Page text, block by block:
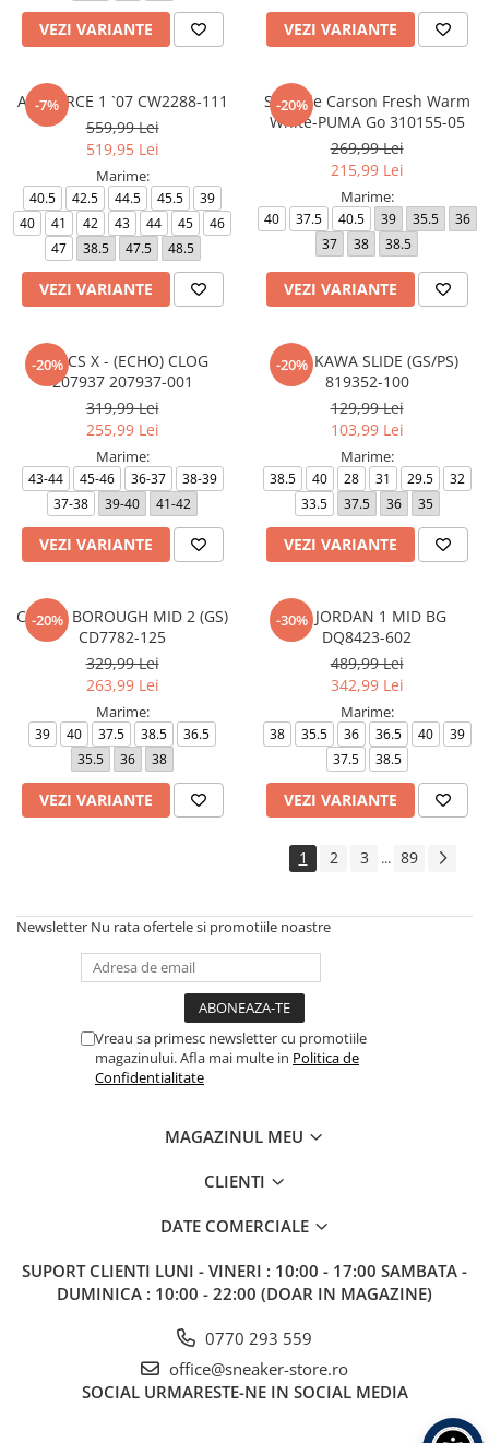
VEZI VARIANTE VEZI VARIANTE
-7%
AIR FORCE 1 `07 CW2288-111
559,99 Lei
519,95 Lei
Marime:
40.5 42.5 44.5 45.5
39
40
41 42 43 44 45
46
47
38.5 47.5 48.5
VEZI VARIANTE
-20%
Softride Carson Fresh Warm
White-PUMA Go 310155-05
269,99 Lei
215,99 Lei
Marime:
40 37.5 40.5 39 35.5
36
37
38 38.5
VEZI VARIANTE
-20%
CROCS X - (ECHO) CLOG
207937 207937-001
319,99 Lei
255,99 Lei
Marime:
43-44 45-46 36-37
38-39
37-38
39-40 41-42
VEZI VARIANTE
-20%
NIKE KAWA SLIDE (GS/PS)
819352-100
129,99 Lei
103,99 Lei
Marime:
38.5 40 28 31 29.5
32
33.5
37.5 36 35
VEZI VARIANTE
-20%
COURT BOROUGH MID 2 (GS)
CD7782-125
329,99 Lei
263,99 Lei
Marime:
39 40 37.5 38.5
36.5
35.5
36 38
VEZI VARIANTE
-30%
AIR JORDAN 1 MID BG
DQ8423-602
489,99 Lei
342,99 Lei
Marime:
38 35.5 36 36.5 40
39
37.5
38.5
VEZI VARIANTE
1 2 3 ... 89
Newsletter Nu rata ofertele si promotiile noastre
Vreau sa primesc newsletter cu promotiile
magazinului. Afla mai multe in Politica de
Confidentialitate
MAGAZINUL MEU
CLIENTI
DATE COMERCIALE
SUPORT CLIENTI LUNI - VINERI : 10:00 - 17:00 SAMBATA -
DUMINICA : 10:00 - 22:00 (DOAR IN MAGAZINE)
0770 293 559
office@sneaker-store.ro
SOCIAL URMARESTE-NE IN SOCIAL MEDIA